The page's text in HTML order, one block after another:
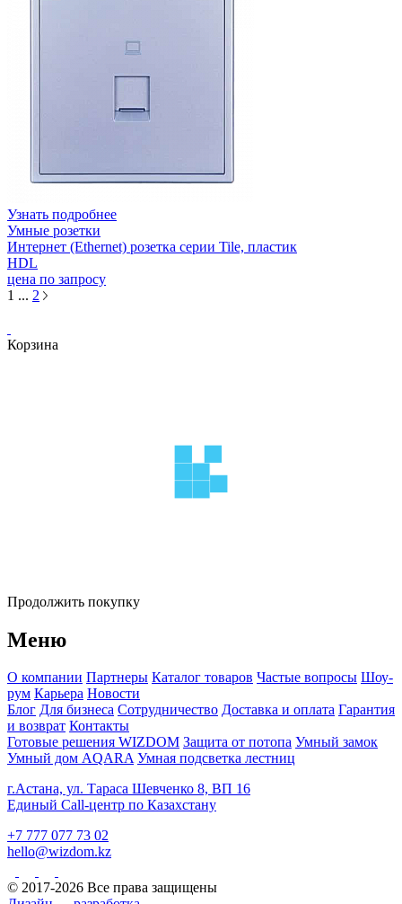
Узнать подробнее
Умные розетки
Интернет (Ethernet) розетка серии Tile, пластик
HDL
цена по запросу
1 ... 2
Корзина
Продолжить покупку
Меню
О компании Партнеры Каталог товаров Частые вопросы Шоу-
рум Карьера Новости
Блог Для бизнеса Сотрудничество Доставка и оплата Гарантия
и возврат Контакты
Готовые решения WIZDOM Защита от потопа Умный замок
Умный дом AQARA Умная подсветка лестниц
г.Астана, ул. Тараса Шевченко 8, ВП 16
Единый Call-центр по Казахстану
+7 777 077 73 02
hello@wizdom.kz
© 2017-2026 Все права защищены